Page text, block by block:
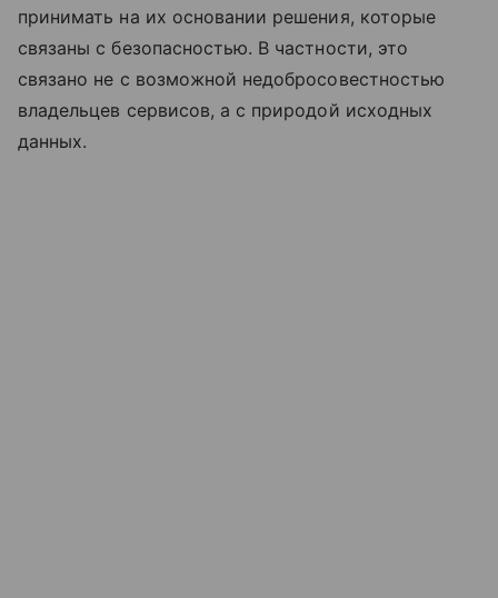
принимать на их основании решения, которые
связаны с безопасностью. В частности, это
связано не с возможной недобросовестностью
владельцев сервисов, а с природой исходных
данных.